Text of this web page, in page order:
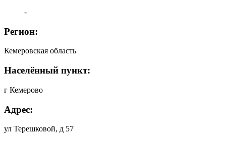
-
Регион:
Кемеровская область
Населённый пункт:
г Кемерово
Адрес:
ул Терешковой, д 57